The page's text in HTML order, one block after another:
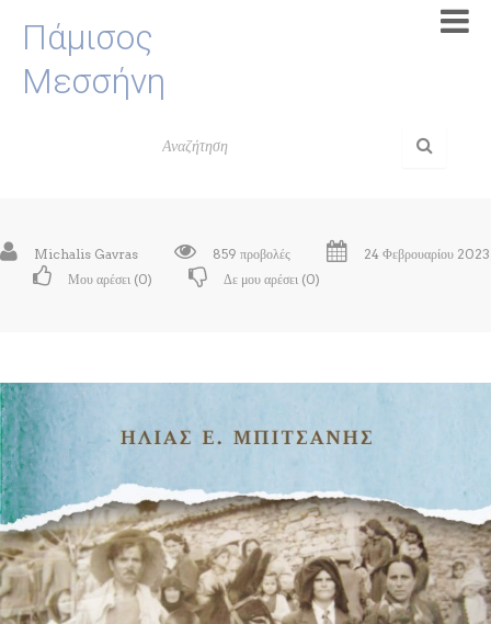
Πάμισος
Μεσσήνη
Michalis Gavras 859 προβολές
24 Φεβρουαρίου 2023
Μου αρέσει (0) Δε μου αρέσει (0)